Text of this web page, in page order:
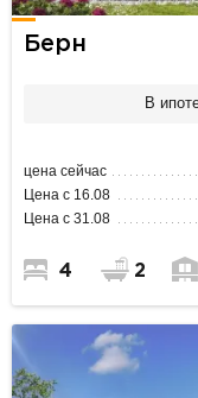
Берн
В
цена сейчас
Цена с 16.08
Цена с 31.08
4 2